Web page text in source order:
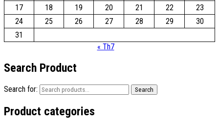
17
18 19 20 21 22
23
24
25 26 27 28 29
30
31
« Th7
Search Product
Search for: Search
Product categories